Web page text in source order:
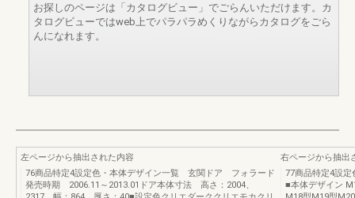
お探しのページは「カタログビュー」でごらんいただけます。カ
タログビューではweb上でパラパラめくりながらカタログをごら
んになれます。
左ページから抽出された内容
76商品特定4設定色・本体デザイン一覧 玄関ドア フォラード
発売時期 2006.11～2013.01ドア本体寸法 高さ：2004、
右ページから抽出
77商品特定4設
■本体デザイン